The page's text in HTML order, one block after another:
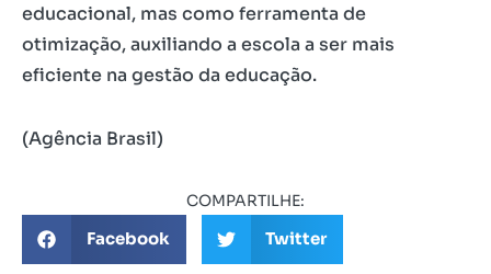
educacional, mas como ferramenta de
otimização, auxiliando a escola a ser mais
eficiente na gestão da educação.
(Agência Brasil)
COMPARTILHE:
Facebook Twitter